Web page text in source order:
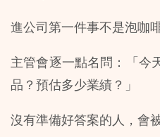
進公司第一件事不是泡咖
主管會逐一點名問：「今
品？預估多少業績？」
沒有準備好答案的人，會